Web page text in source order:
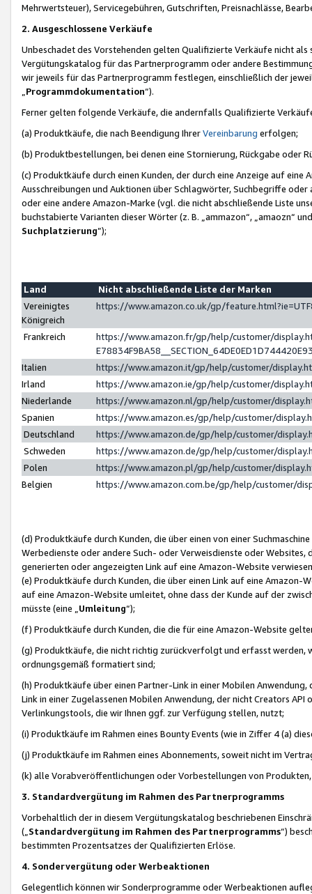
Mehrwertsteuer), Servicegebühren, Gutschriften, Preisnachlässe,
2. Ausgeschlossene Verkäufe
Unbeschadet des Vorstehenden gelten Qualifizierte Verkäufe nicht
Vergütungskatalog für das Partnerprogramm oder andere
wir jeweils für das Partnerprogramm festlegen, einschließlich der
Programmdokumentation“).
Ferner gelten folgende Verkäufe, die andernfalls Qualifizierte
(a) Produktkäufe, die nach Beendigung IhrerVereinbarung erfolgen;
(b) Produktbestellungen, bei denen eine Stornierung, Rückgabe oder
(c) Produktkäufe durch einen Kunden, der durch eine Anzeige auf
Ausschreibungen und Auktionen über Schlagwörter, Suchbegriffe
oder eine andere Amazon-Marke (vgl. die nicht abschließende Liste
buchstabierte Varianten dieser Wörter (z. B. „ammazon“, „amaozn“
Suchplatzierung”);
Land
Nicht abschließende Liste der Marken
Vereinigtes
Königreich
https://www.amazon.co.uk/gp/
Frankreich
https://www.amazon.fr/gp/help/customer/
Italien
https://www.amazon.it/gp/help/customer/
Irland
https://www.amazon.ie/gp/help/customer/
Niederlande
https://www.amazon.nl/gp/help/customer/
Spanien
https://www.amazon.es/gp/help/customer/
Deutschland
https://www.amazon.de/gp/help/customer/
Schweden
https://www.amazon.de/gp/help/customer/
Polen
https://www.amazon.pl/gp/help/customer/
Belgien
https://www.amazon.com.be/gp/help/customer/
(d) Produktkäufe durch Kunden, die über einen von einer
Werbedienste oder andere Such- oder Verweisdienste oder Websites,
generierten oder angezeigten Link auf eine Amazon-Website
(e) Produktkäufe durch Kunden, die über einen Link auf eine
auf eine Amazon-Website umleitet, ohne dass der Kunde auf der
müsste (eine „ Umleitung“);
(f) Produktkäufe durch Kunden, die die für eine Amazon-Website
(g) Produktkäufe, die nicht richtig zurückverfolgt und erfasst werden,
ordnungsgemäß formatiert sind;
(h) Produktkäufe über einen Partner-Link in einer Mobilen
Link in einer Zugelassenen Mobilen Anwendung, der nicht Creators
Verlinkungstools, die wir Ihnen ggf. zur Verfügung stellen, nutzt;
(i) Produktkäufe im Rahmen eines Bounty Events (wie in Ziffer 4 (a)
(j) Produktkäufe im Rahmen eines Abonnements, soweit nicht im
(k) alle Vorabveröffentlichungen oder Vorbestellungen von
3. Standardvergütung im Rahmen des Partnerprogramms
Vorbehaltlich der in diesem Vergütungskatalog beschriebenen
(„ Standardvergütung im Rahmen des Partnerprogramms“)
bestimmten Prozentsatzes der Qualifizierten Erlöse.
4. Sondervergütung oder Werbeaktionen
Gelegentlich können wir Sonderprogramme oder Werbeaktionen